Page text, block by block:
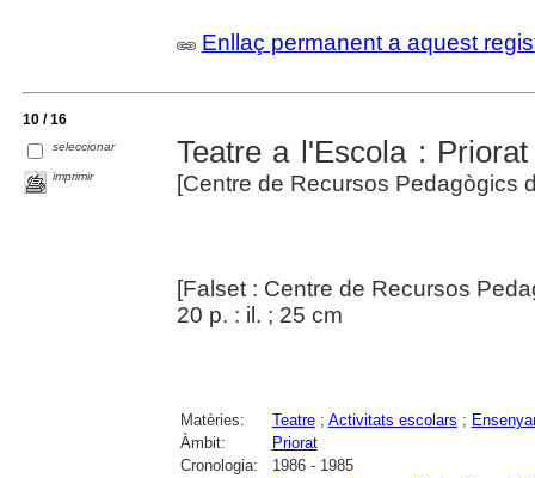
Enllaç permanent a aquest
10 / 16
seleccionar
imprimir
Teatre a l'Escola :
[Centre de Recursos Pedagògics
[Falset : Centre de Recursos
20 p. : il. ; 25 cm
Matèries: Teatre; Activitats escolars ;
Àmbit:
Priorat
Cronologia:
1986 - 1985